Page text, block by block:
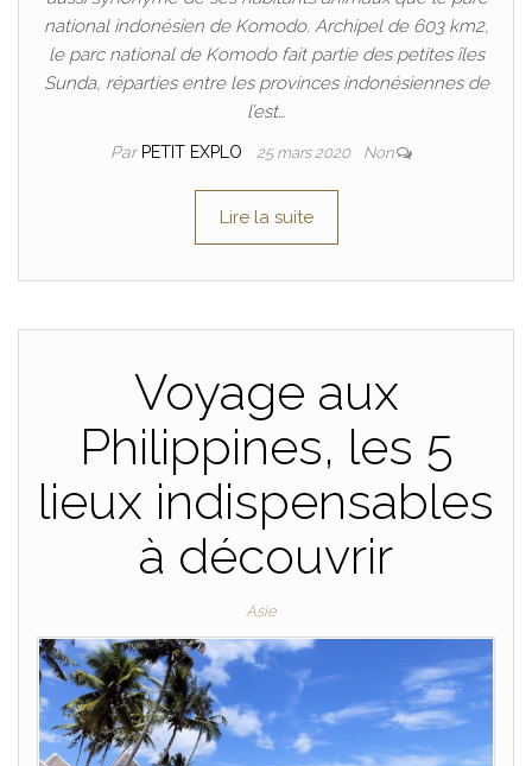
national indonésien de Komodo. Archipel de 603 km2,
le parc national de Komodo fait partie des petites îles
Sunda, réparties entre les provinces indonésiennes de
l’est…
Par PETIT EXPLO 25 mars 2020 Non
Lire la suite
Voyage aux
Philippines, les 5
lieux indispensables
à découvrir
Asie